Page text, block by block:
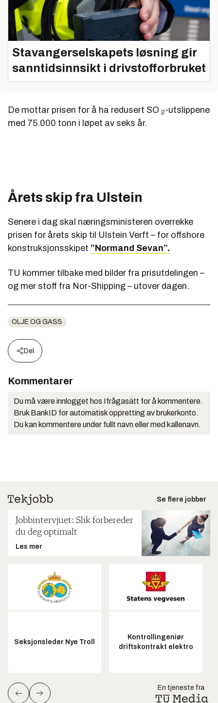
Stavangerselskapets løsning gir
sanntidsinnsikt i drivstofforbruket
De mottar prisen for å ha redusert SO 2-utslippene
med 75.000 tonn i løpet av seks år.
Årets skip fra Ulstein
Senere i dag skal næringsministeren overrekke
prisen for årets skip til Ulstein Verft – for offshore
konstruksjonsskipet ”Normand Sevan”.
TU kommer tilbake med bilder fra prisutdelingen –
og mer stoff fra Nor-Shipping – utover dagen.
OLJE OG GASS
Del
Kommentarer
Du må være innlogget hos Ifrågasätt for å kommentere.
Bruk BankID for automatisk oppretting av brukerkonto.
Du kan kommentere under fullt navn eller med kallenavn.
Se flere jobber
Jobbintervjuet: Slik forbereder
du deg optimalt
Les mer
Seksjonsleder Nye Troll
Kontrollingeniør
driftskontrakt elektro
En tjeneste fra